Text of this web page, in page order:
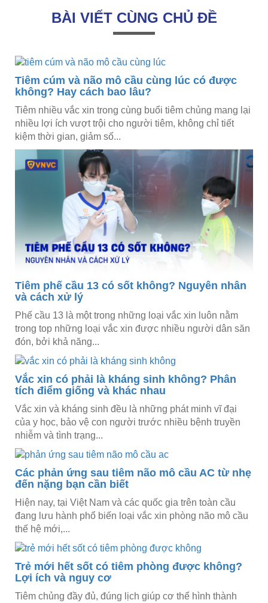
BÀI VIẾT CÙNG CHỦ ĐỀ
Tiêm cúm và não mô cầu cùng lúc có được
không? Hay cách bao lâu?
Tiêm nhiều vắc xin trong cùng buổi tiêm chủng mang lại
nhiều lợi ích vượt trội cho người tiêm, không chỉ tiết
kiệm thời gian, giảm số...
Tiêm phế cầu 13 có sốt không? Nguyên nhân
và cách xử lý
Phế cầu 13 là một trong những loại vắc xin luôn nằm
trong top những loại vắc xin được nhiều người dân săn
đón, bởi khả năng...
Vắc xin có phải là kháng sinh không? Phân
tích điểm giống và khác nhau
Vắc xin và kháng sinh đều là những phát minh vĩ đại
của y học, bảo vệ con người trước nhiều bệnh truyền
nhiễm và tình trạng...
Các phản ứng sau tiêm não mô cầu AC từ nhẹ
đến nặng bạn cần biết
Hiện nay, tại Việt Nam và các quốc gia trên toàn cầu
đang lưu hành phổ biến loại vắc xin phòng não mô cầu
thế hệ mới,...
Trẻ mới hết sốt có tiêm phòng được không?
Lợi ích và nguy cơ
Tiêm chủng đầy đủ, đúng lịch giúp cơ thể hình thành